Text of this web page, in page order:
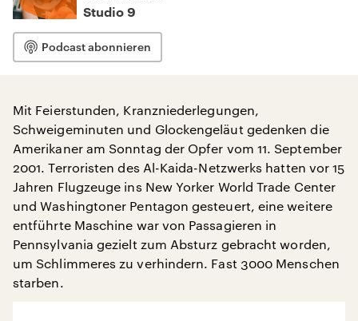
Studio 9
Podcast abonnieren
Mit Feierstunden, Kranzniederlegungen,
Schweigeminuten und Glockengeläut gedenken die
Amerikaner am Sonntag der Opfer vom 11. September
2001. Terroristen des Al-Kaida-Netzwerks hatten vor 15
Jahren Flugzeuge ins New Yorker World Trade Center
und Washingtoner Pentagon gesteuert, eine weitere
entführte Maschine war von Passagieren in
Pennsylvania gezielt zum Absturz gebracht worden,
um Schlimmeres zu verhindern. Fast 3000 Menschen
starben.